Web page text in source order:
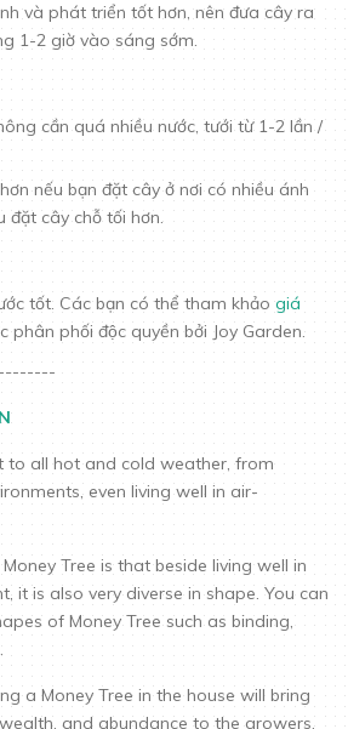
và phát triển tốt hơn, nên đưa cây ra
1-2 giờ vào sáng sớm.
cần quá nhiều nước, tưới từ 1-2 lần /
nếu bạn đặt cây ở nơi có nhiều ánh
đặt cây chỗ tối hơn.
tốt. Các bạn có thể tham khảogiá
phân phối độc quyền bởi Joy Garden.
to all hot and cold weather, from
even living well in air-
Tree is that beside living well in
it is also very diverse in shape. You can
of Money Tree such as binding,
a Money Tree in the house will bring
and abundance to the growers.